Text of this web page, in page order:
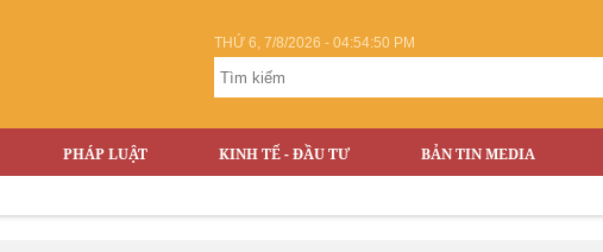
THỨ 6, 7/8/2026 - 04:54:51 PM
PHÁP LUẬT KINH TẾ - ĐẦU TƯ BẢN TIN MEDIA